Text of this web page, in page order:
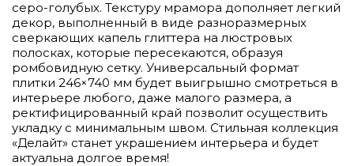
серо-голубых. Текстуру мрамора дополняет легкий
декор, выполненный в виде разноразмерных
сверкающих капель глиттера на люстровых
полосках, которые пересекаются, образуя
ромбовидную сетку. Универсальный формат
плитки 246×740 мм будет выигрышно смотреться в
интерьере любого, даже малого размера, а
ректифицированный край позволит осуществить
укладку с минимальным швом. Стильная коллекция
«Делайт» станет украшением интерьера и будет
актуальна долгое время!